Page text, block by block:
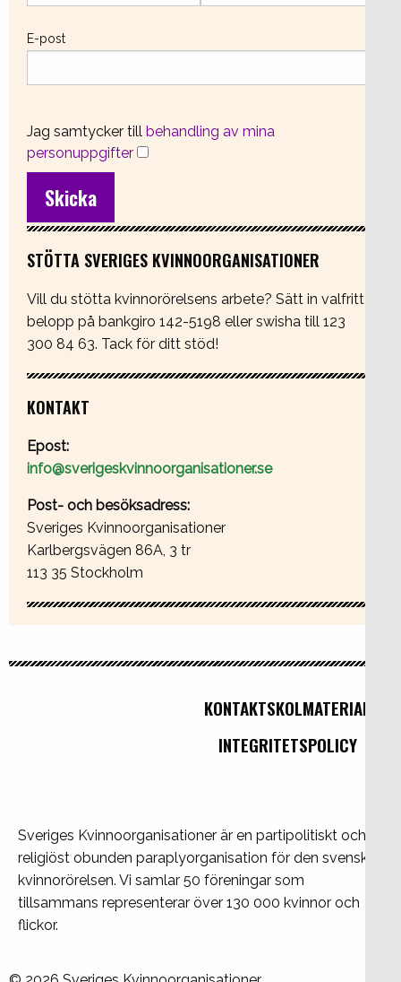
E-post
Jag samtycker till behandling av mina
personuppgifter
STÖTTA SVERIGES KVINNOORGANISATIONER
Vill du stötta kvinnorörelsens arbete? Sätt in valfritt
belopp på bankgiro 142-5198 eller swisha till 123
300 84 63. Tack för ditt stöd!
KONTAKT
Epost:
info@sverigeskvinnoorganisationer.se
Post- och besöksadress:
Sveriges Kvinnoorganisationer
Karlbergsvägen 86A, 3 tr
113 35 Stockholm
Sveriges Kvinnoorganisationer är en partipolitiskt och
religiöst obunden paraplyorganisation för den svenska
kvinnorörelsen. Vi samlar 50 föreningar som
tillsammans representerar över 130 000 kvinnor och
flickor.
KONTAKTSKOLMATERIAL
INTEGRITETSPOLICY